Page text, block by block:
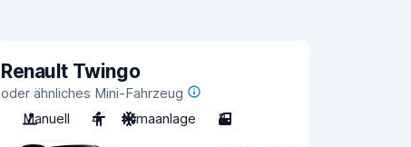
Renault Twingo
oder ähnliches Mini-Fahrzeug
Manuell
4 Klimaanlage 3